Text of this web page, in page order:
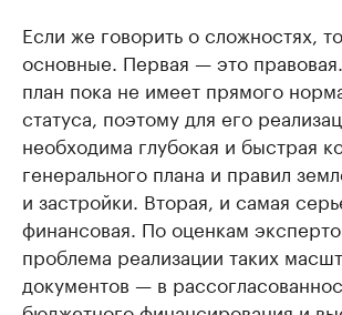
Если же говорить о сложностях,
основные. Первая — это
план пока не имеет прямого
статуса, поэтому для его
необходима глубокая и быстрая
генерального плана и правил
и застройки. Вторая, и самая
финансовая. По оценкам
проблема реализации таких
документов — в